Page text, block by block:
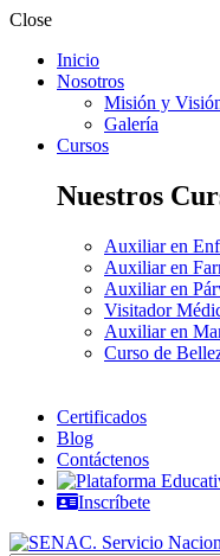
Close
Inicio
Nosotros
Misión y
Galería
Cursos
Nuestros
Auxiliar en
Auxiliar en
Auxiliar en
Visitador
Auxiliar en
Curso de
Certificados
Blog
Contáctenos
Inscríbete